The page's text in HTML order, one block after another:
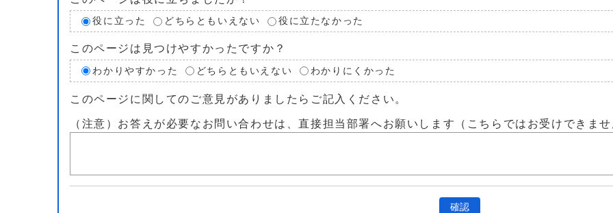
役に立った どちらともいえない 役に立たなかった
このページは見つけやすかったですか？
わかりやすかった どちらともいえない わかりにくかった
このページに関してのご意見がありましたらご記入ください。
（注意）お答えが必要なお問い合わせは、直接担当部署へお願いします（こちらではお受けできま
確認